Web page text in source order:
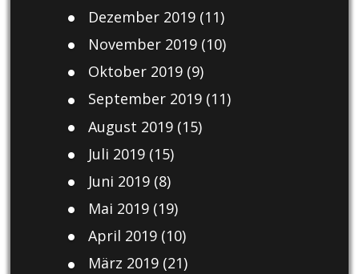
Dezember 2019(11)
November 2019(10)
Oktober 2019(9)
September 2019(11)
August 2019(15)
Juli 2019(15)
Juni 2019(8)
Mai 2019(19)
April 2019(10)
März 2019(21)